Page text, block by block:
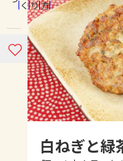
ホーム
コンテンツ
レシピ
きゅうり な
ピーマン
み
つくり方
白ねぎと緑